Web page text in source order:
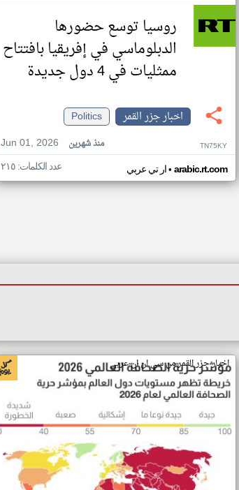
روسيا توسع حضورها
الدبلوماسي في إفريقيا بافتتاح
ممثليات في 4 دول جديدة
اخبار جزر القمر
Politics
Jun 01, 2026
منذ شهرين TN75KY
ار تي عربي• arabic.rt.com عدد الكلمات: ٢١٥
اخبار جزر القمر من سي ان ان عربي